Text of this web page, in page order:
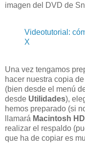
imagen del DVD de
Videotutorial:
X
Una vez tengamos
hacer nuestra copia
(bien desde el menú
desde Utilidades),
hemos preparado (si
llamará Macintosh
realizar el respaldo
que ha de copiar es